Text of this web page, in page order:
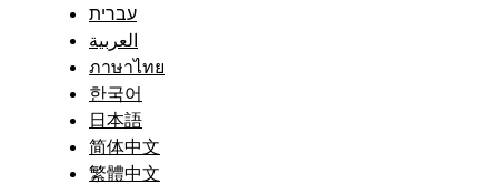
עברית
العربية
ภาษาไทย
한국어
日本語
简体中文
繁體中文